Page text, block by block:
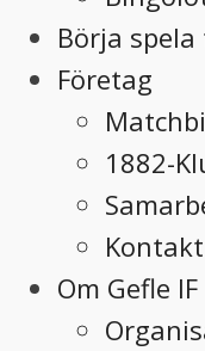
Börja
Företag
1882-
Kontakt
Om Gefle IF